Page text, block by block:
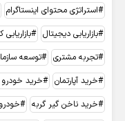
استراتژی محتوای اینستاگرام
بازاریابی دیجیتال
تجربه مشتری
توسعه
خرید آپارتمان
خرید خودرو
خرید ناخن گیر گربه